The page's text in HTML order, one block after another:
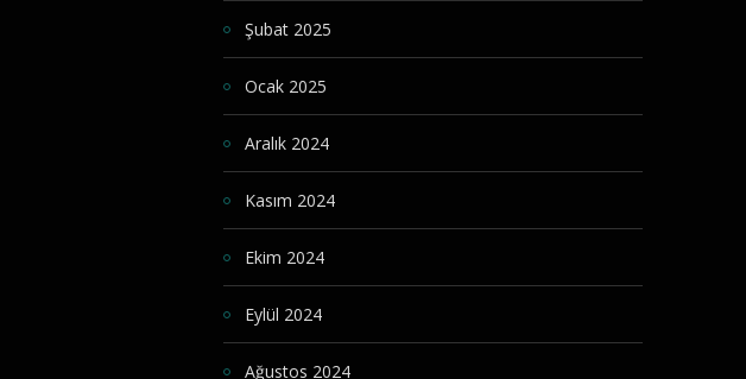
Şubat 2025
Ocak 2025
Aralık 2024
Kasım 2024
Ekim 2024
Eylül 2024
Ağustos 2024